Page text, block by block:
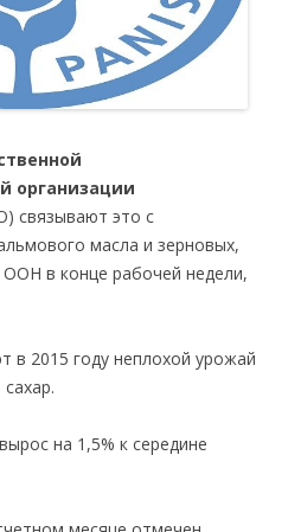
организации
связывают это с
масла и зерновых,
в конце рабочей недели,
в 2015 году неплохой урожай
на 1,5% к середине